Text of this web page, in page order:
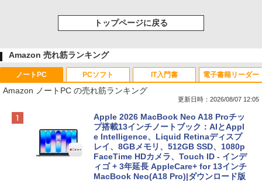
トップページに戻る
Amazon 売れ筋ランキング
ノートPC
Amazon ノートPC の売れ筋ランキング
更新日時：2026/08/07 12:05
Apple 2026 MacBook Neo A18 Proチッ
プ搭載13インチノートブック：AIとAppl
e Intelligence、Liquid Retinaディスプ
レイ、8GBメモリ、512GB SSD、1080p
FaceTime HDカメラ、Touch ID - インデ
ィゴ + 3年延長 AppleCare+ for 13インチ
MacBook Neo(A18 Pro)|ダウンロード版
PCソフト IT入門書 電子書籍リーダー